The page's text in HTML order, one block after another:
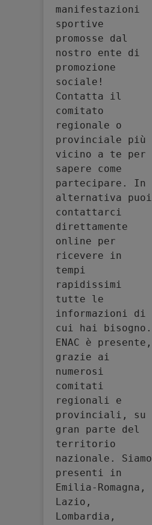
manifestazioni
sportive
promosse dal
nostro ente di
promozione
sociale!
Contatta il
comitato
regionale o
provinciale più
vicino a te per
sapere come
partecipare. In
alternativa puoi
contattarci
direttamente
online per
ricevere in
tempi
rapidissimi
tutte le
informazioni di
cui hai bisogno.
ENAC è presente,
grazie ai
numerosi
comitati
regionali e
provinciali, su
gran parte del
territorio
nazionale. Siamo
presenti in
Emilia-Romagna,
Lazio,
Lombardia,